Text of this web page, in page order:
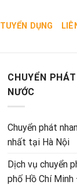
TUYỂN DỤNG
CHUYỂN
NƯỚC
Chuyển phát
nhất tại Hà Nội
Dịch vụ chuyển
phố Hồ Chí Minh